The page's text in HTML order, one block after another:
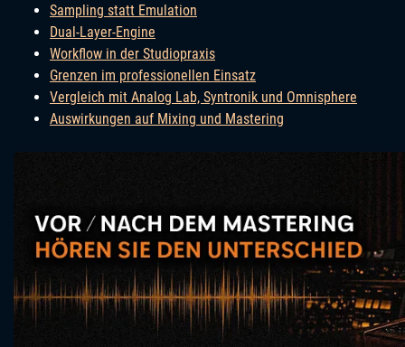
Sampling statt Emulation
Dual-Layer-Engine
Workflow in der Studiopraxis
Grenzen im professionellen Einsatz
Vergleich mit Analog Lab, Syntronik und Omnisphere
Auswirkungen auf Mixing und Mastering